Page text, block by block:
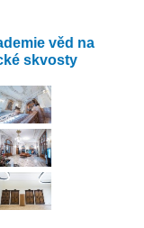
zkoumají
let